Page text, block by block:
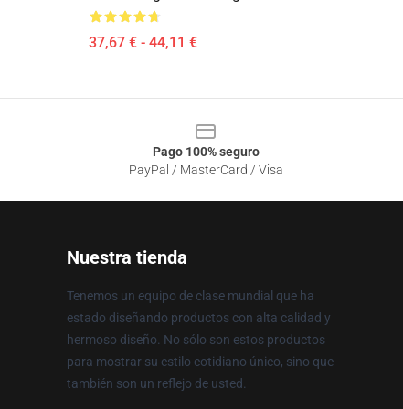
37,67 € - 44,11 €
Pago 100% seguro
PayPal / MasterCard / Visa
Nuestra tienda
Tenemos un equipo de clase mundial que ha
estado diseñando productos con alta calidad y
hermoso diseño. No sólo son estos productos
para mostrar su estilo cotidiano único, sino que
también son un reflejo de usted.